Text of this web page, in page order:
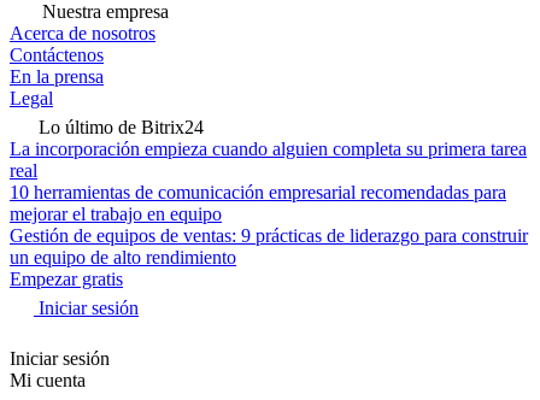
Nuestra empresa
Acerca de nosotros
Contáctenos
En la prensa
Legal
Lo último de Bitrix24
La incorporación empieza cuando alguien completa su primera tarea
real
10 herramientas de comunicación empresarial recomendadas para
mejorar el trabajo en equipo
Gestión de equipos de ventas: 9 prácticas de liderazgo para construir
un equipo de alto rendimiento
Empezar gratis
Iniciar sesión
Iniciar sesión
Mi cuenta